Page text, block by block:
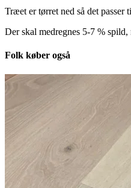
Træet er tørret ned så det passer
Der skal medregnes 5-7 % spild,
Folk køber også